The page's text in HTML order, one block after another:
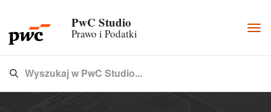
PwC Studio
Prawo i Podatki
Type 3 or more characters for results.
Wyszukaj w PwC Studio...